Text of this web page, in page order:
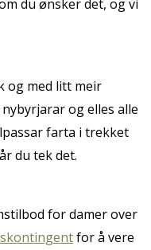
du ønsker det, og vi
og med litt meir
og elles alle
farta i trekket
du tek det.
for damer over
for å vere